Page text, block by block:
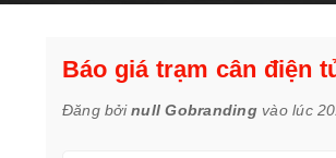
Báo giá trạm cân điện
Đăng bởinull Gobrandingvào lúc